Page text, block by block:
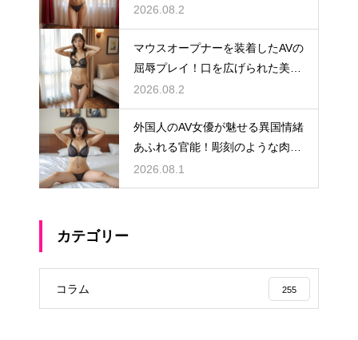
瞬間
2026.08.2
マウスオープナーを装着したAVの
屈辱プレイ！口を広げられた美女
の悶絶
2026.08.2
外国人のAV女優が魅せる異国情緒
あふれる官能！彫刻のような肉体
に溺れる
2026.08.1
カテゴリー
コラム 255